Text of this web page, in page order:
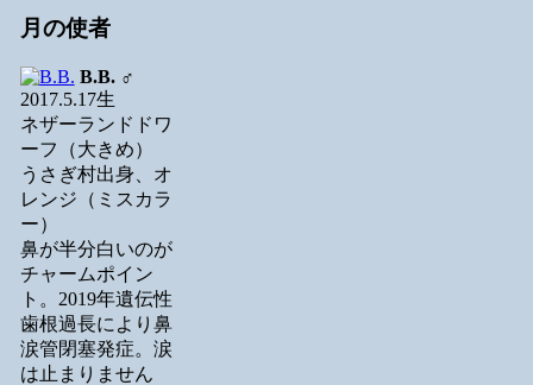
月の使者
B.B.♂
2017.5.17生
ネザーランドドワ
ーフ（大きめ）
うさぎ村出身、オ
レンジ（ミスカラ
ー）
鼻が半分白いのが
チャームポイン
ト。2019年遺伝性
歯根過長により鼻
涙管閉塞発症。涙
は止まりません